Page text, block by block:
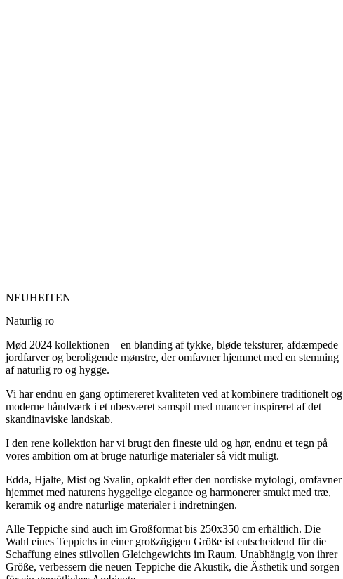
NEUHEITEN
Naturlig ro
Mød 2024 kollektionen – en blanding af tykke, bløde teksturer, afdæmpede
jordfarver og beroligende mønstre, der omfavner hjemmet med en stemning
af naturlig ro og hygge.
Vi har endnu en gang optimereret kvaliteten ved at kombinere traditionelt og
moderne håndværk i et ubesværet samspil med nuancer inspireret af det
skandinaviske landskab.
I den rene kollektion har vi brugt den fineste uld og hør, endnu et tegn på
vores ambition om at bruge naturlige materialer så vidt muligt.
Edda, Hjalte, Mist og Svalin, opkaldt efter den nordiske mytologi, omfavner
hjemmet med naturens hyggelige elegance og harmonerer smukt med træ,
keramik og andre naturlige materialer i indretningen.
Alle Teppiche sind auch im Großformat bis 250x350 cm erhältlich. Die
Wahl eines Teppichs in einer großzügigen Größe ist entscheidend für die
Schaffung eines stilvollen Gleichgewichts im Raum. Unabhängig von ihrer
Größe, verbessern die neuen Teppiche die Akustik, die Ästhetik und sorgen